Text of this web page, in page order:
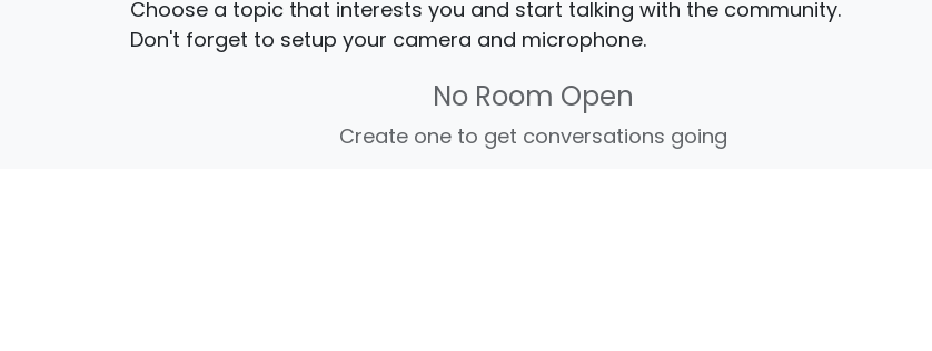
Choose a topic that interests you and start talking with the community.
Don't forget to setup your camera and microphone.
No Room Open
Create one to get conversations going